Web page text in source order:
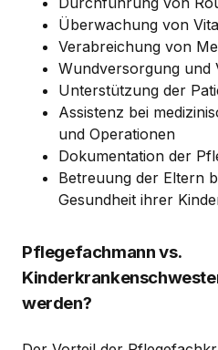
Überwachung von
Verabreichung von
Wundversorgung und
Unterstützung der
Assistenz bei
und Operationen
Dokumentation der
Betreuung der Eltern
Gesundheit ihrer
Pflegefachmann vs.
werden?